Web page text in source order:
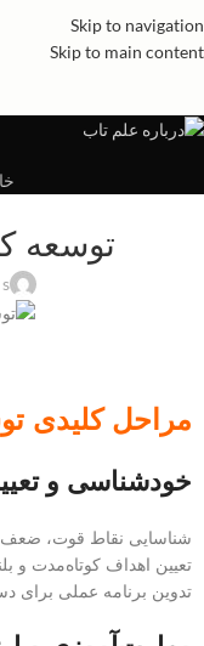
Skip to navigation
Skip to main content
توسعه
مراحل کلیدی
خودشناسی و
شناسایی نقاط قوت، ضعف،
تعیین اهداف کوتاه‌مدت و
تدوین برنامه عملی برای